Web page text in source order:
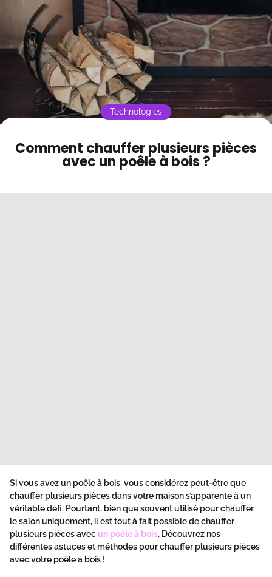
Contact
Mode sombre
Comment chauffer plusieurs pièces
avec un poêle à bois ?
Technologies
Si vous avez un poêle à bois, vous considérez peut-être que
chauffer plusieurs pièces dans votre maison s’apparente à un
véritable défi. Pourtant, bien que souvent utilisé pour chauffer
le salon uniquement, il est tout à fait possible de chauffer
plusieurs pièces avec un poêle à bois. Découvrez nos
différentes astuces et méthodes pour chauffer plusieurs pièces
avec votre poêle à bois !